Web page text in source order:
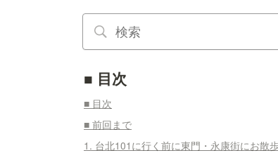
■ 目次
■ 目次
■ 前回まで
1. 台北101に行く前に東門・永康街にお散